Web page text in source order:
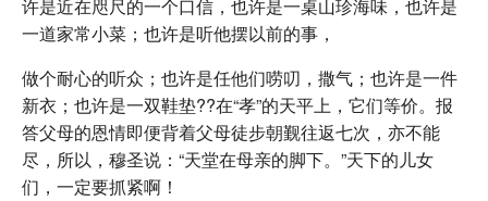
许是近在咫尺的一个口信，也许是一桌山珍海味，也许是
一道家常小菜；也许是听他摆以前的事，
做个耐心的听众；也许是任他们唠叨，撒气；也许是一件
新衣；也许是一双鞋垫??在“孝”的天平上，它们等价。报
答父母的恩情即便背着父母徒步朝觐往返七次，亦不能
尽，所以，穆圣说：“天堂在母亲的脚下。”天下的儿女
们，一定要抓紧啊！